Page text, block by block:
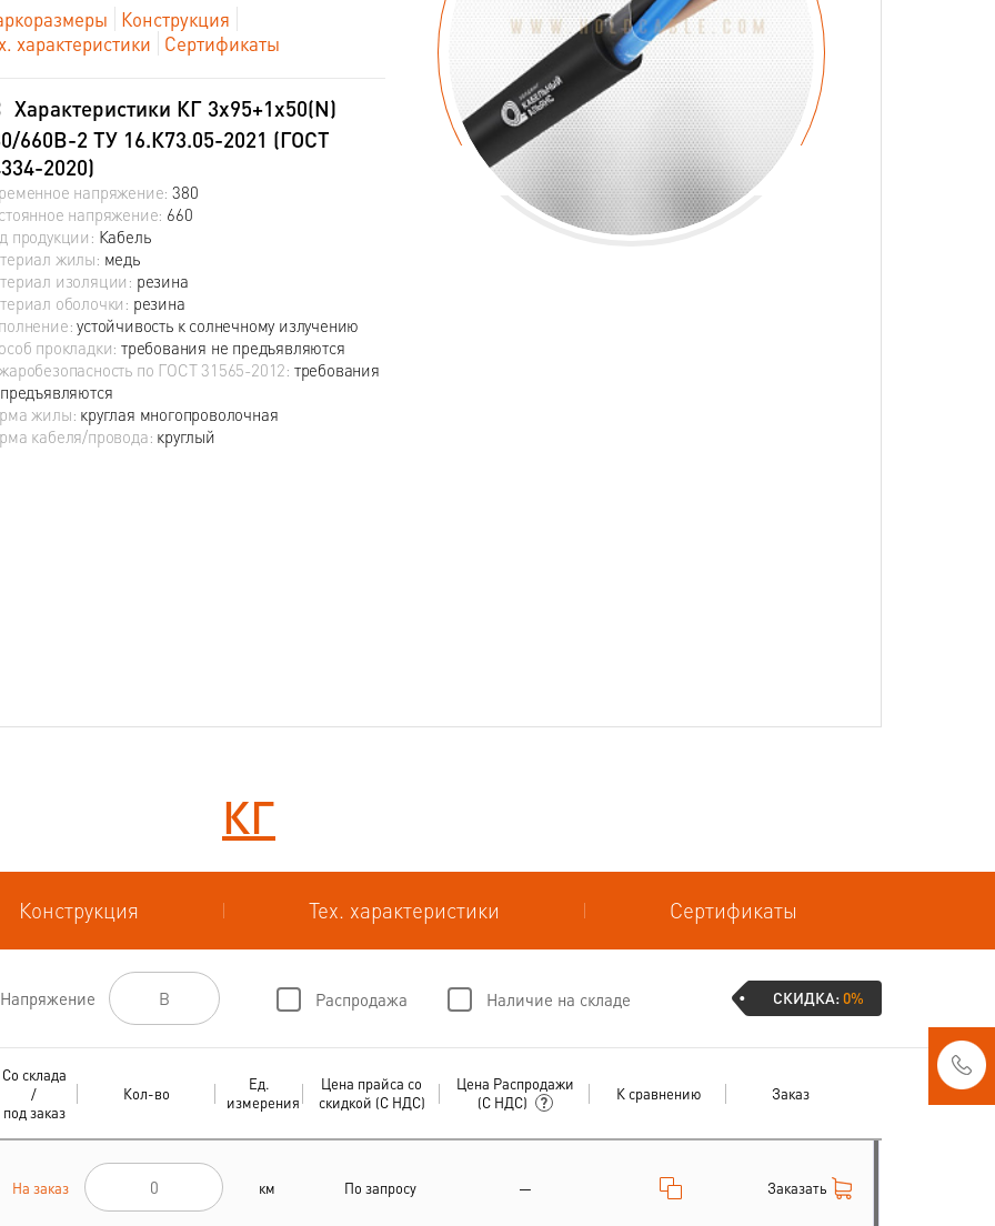
Конструкция
характеристики
Сертификаты
Характеристики КГ 3х95+1х50(N)
660В-2 ТУ 16.К73.05-2021 (ГОСТ
2020)
напряжение: 380
напряжение: 660
продукции: Кабель
жилы: медь
изоляции: резина
оболочки: резина
устойчивость к солнечному излучению
прокладки: требования не предъявляются
по ГОСТ 31565-2012: требования
жилы: круглая многопроволочная
кабеля/провода: круглый
КГ
Конструкция Тех. характеристики Сертификаты
Напряжение Распродажа Наличие на складе СКИДКА:0%
Со склада
/
под заказ
Кол-во
Ед.
измерения
Цена прайса со
скидкой (С НДС)
Цена Распродажи
(С НДС)
К сравнению Заказ
На заказ км По запросу — Заказать